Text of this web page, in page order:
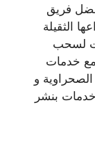
فريق
الثقيلة
لسحب
مع خدمات
و
بنشر